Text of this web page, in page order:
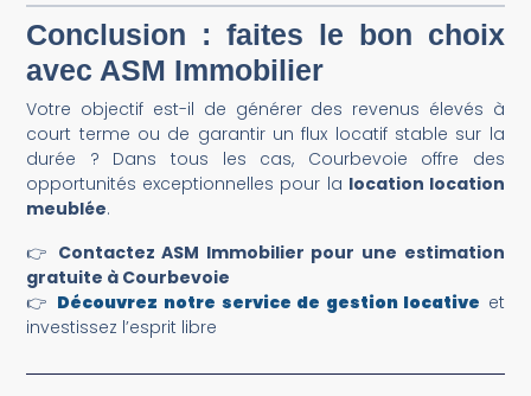
Conclusion : faites le bon choix
avec ASM Immobilier
Votre objectif est-il de générer des revenus élevés à
court terme ou de garantir un flux locatif stable sur la
durée ? Dans tous les cas, Courbevoie offre des
opportunités exceptionnelles pour la location location
meublée.
👉 Contactez ASM Immobilier pour une estimation
gratuite à Courbevoie
👉 Découvrez notre service de gestion locative et
investissez l’esprit libre